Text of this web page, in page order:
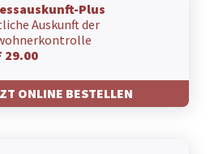
Plus
Auskunft der
29.00
ONLINE BESTELLEN